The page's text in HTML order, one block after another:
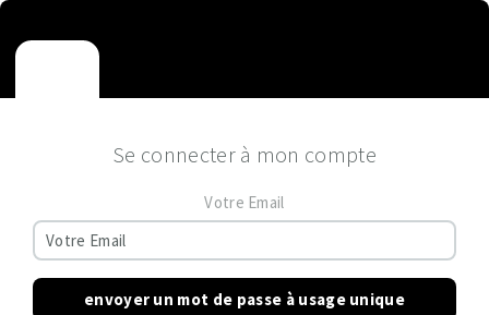
Se connecter à mon compte
Votre Email
envoyer un mot de passe à usage unique